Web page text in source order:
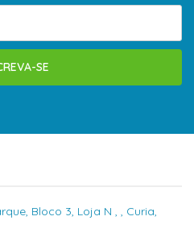
SE
Bloco 3, Loja N , , Curia,